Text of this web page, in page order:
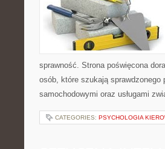
sprawność. Strona poświęcona
osób, które szukają
samochodowymi oraz usługami
CATEGORIES: PSYCHOLOGIA